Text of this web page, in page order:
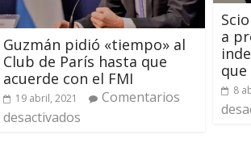
Guzmán pidió «tiempo» al
Club de París hasta que
acuerde con el FMI
19 abril, 2021
Comentarios
desactivados
a
que
8